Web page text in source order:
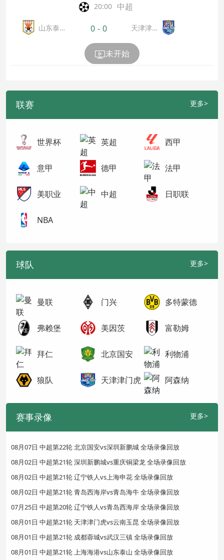
20:00 中超
山东泰
0 - 0
天津津门
未开始
联赛 更多>
世界杯 英超 西甲
意甲 德甲 法甲
美职业 中超 日职联
NBA
球队 更多>
曼联 门兴 多特蒙德
弗赖堡 美因茨 富勒姆
拜仁 北京国安 利物浦
狼队 天津津门虎 阿森纳
赛事录像 更多>
08月07日 中超第22轮 北京国安vs深圳新鹏城 全场录像回放
08月02日 中超第21轮 深圳新鹏城vs重庆铜梁龙 全场录像回放
08月02日 中超第21轮 辽宁铁人vs上海申花 全场录像回放
08月02日 中超第21轮 青岛西海岸vs青岛海牛 全场录像回放
07月25日 中超第20轮 辽宁铁人vs青岛西海岸 全场录像回放
08月01日 中超第21轮 天津津门虎vs云南玉昆 全场录像回放
08月01日 中超第21轮 成都蓉城vs武汉三镇 全场录像回放
08月01日 中超第21轮 上海海港vs山东泰山 全场录像回放